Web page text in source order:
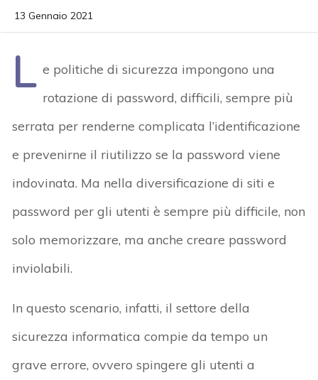
13 Gennaio 2021
L e politiche di sicurezza impongono una
rotazione di password, difficili, sempre più
serrata per renderne complicata l’identificazione
e prevenirne il riutilizzo se la password viene
indovinata. Ma nella diversificazione di siti e
password per gli utenti è sempre più difficile, non
solo memorizzare, ma anche creare password
inviolabili.
In questo scenario, infatti, il settore della
sicurezza informatica compie da tempo un
grave errore, ovvero spingere gli utenti a